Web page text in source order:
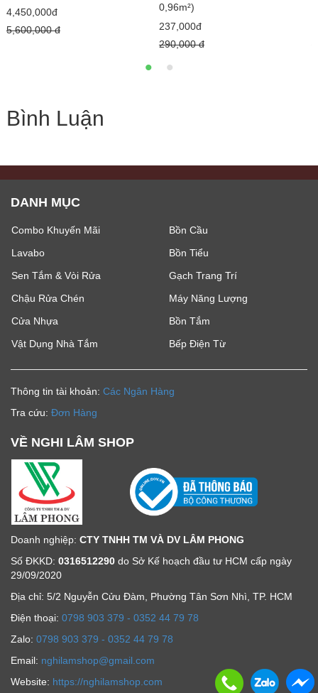
4,450,000đ
5,600,000 đ
0,96m²)
237,000đ
290,000 đ
Bình Luận
DANH MỤC
Combo Khuyến Mãi
Bồn Cầu
Lavabo
Bồn Tiểu
Sen Tắm & Vòi Rửa
Gạch Trang Trí
Chậu Rửa Chén
Máy Năng Lượng
Cửa Nhựa
Bồn Tắm
Vật Dụng Nhà Tắm
Bếp Điện Từ
Thông tin tài khoản: Các Ngân Hàng
Tra cứu: Đơn Hàng
VỀ NGHI LÂM SHOP
Doanh nghiệp: CTY TNHH TM VÀ DV LÂM PHONG
Số ĐKKD: 0316512290 do Sở Kế hoạch đầu tư HCM cấp ngày
29/09/2020
Địa chỉ: 5/2 Nguyễn Cửu Đàm, Phường Tân Sơn Nhì, TP. HCM
Ðiện thoại: 0798 903 379 - 0352 44 79 78
Zalo: 0798 903 379 - 0352 44 79 78
Email: nghilamshop@gmail.com
Website: https://nghilamshop.com